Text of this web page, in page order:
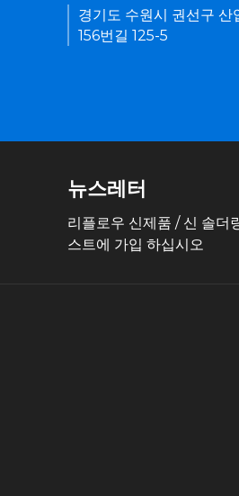
경기도 수원시 권선구 산
156번길 125-5
뉴스레터
리플로우 신제품 / 신 솔더
스트에 가입 하십시오